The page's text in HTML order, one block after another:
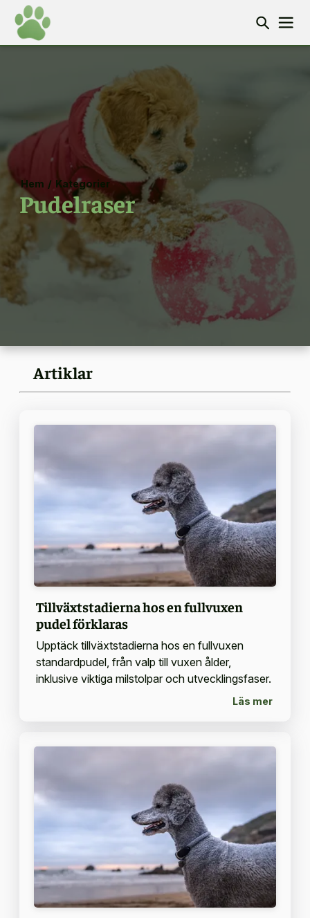
Hem / Kategorier
Pudelraser
Artiklar
Tillväxtstadierna hos en fullvuxen
pudel förklaras
Upptäck tillväxtstadierna hos en fullvuxen
standardpudel, från valp till vuxen ålder,
inklusive viktiga milstolpar och utvecklingsfaser.
Läs mer